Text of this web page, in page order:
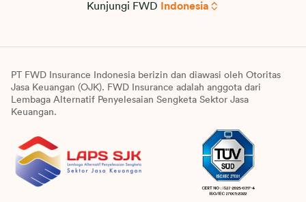
Kunjungi FWD Indonesia
PT FWD Insurance Indonesia berizin dan diawasi oleh Otoritas
Jasa Keuangan (OJK). FWD Insurance adalah anggota dari
Lembaga Alternatif Penyelesaian Sengketa Sektor Jasa
Keuangan.